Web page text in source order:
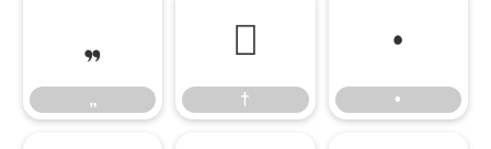
„
„
†
†
•
•